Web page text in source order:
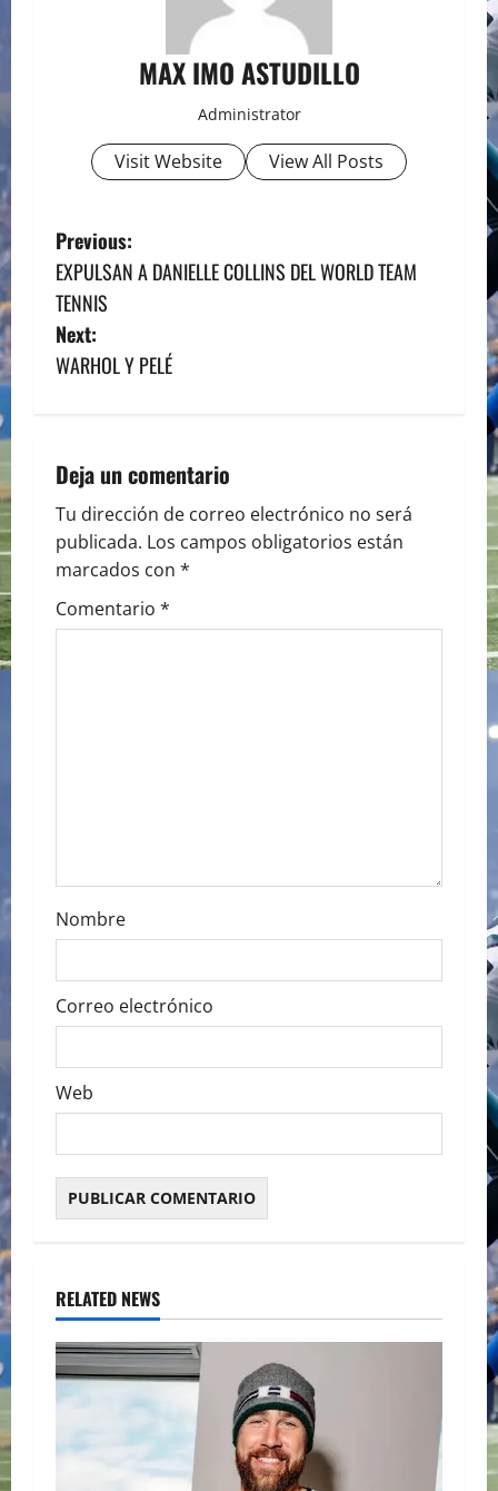
MAX IMO ASTUDILLO
Administrator
Visit Website View All Posts
P
o
s
t
a
v
i
g
Previous:
EXPULSAN A DANIELLE COLLINS DEL WORLD TEAM
TENNIS
Next:
WARHOL Y PELÉ
Deja un comentario
Tu dirección de correo electrónico no será
publicada. Los campos obligatorios están
marcados con *
Comentario *
Nombre
Correo electrónico
Web
RELATED NEWS